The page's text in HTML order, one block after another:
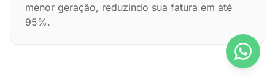
menor geração, reduzindo sua fatura em até
95%.